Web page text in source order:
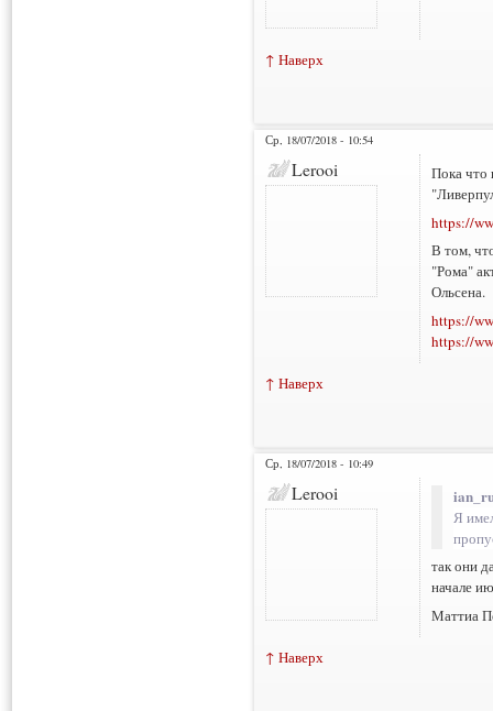
↑ Наверх
Ср, 18/07/2018 - 10:54
Lerooi
Пока что
https://
В том,
"Рома"
Ольсена.
https://
https://
↑ Наверх
Ср, 18/07/2018 - 10:49
Lerooi
Я
так они
начале
Маттиа
↑ Наверх